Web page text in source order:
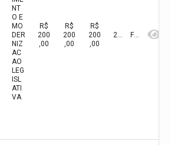
NT
O E
MO
DER
NIZ
AC
AO
LEG
ISL
ATI
VA
R$
200
,00
R$
200
,00
R$
200
,00
2026 Fevereiro